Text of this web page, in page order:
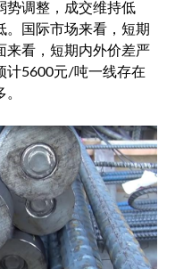
势调整，成交维持低
。国际市场来看，短期
来看，短期内外价差严
计5600元/吨一线存在